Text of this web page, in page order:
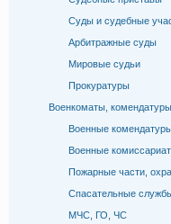
Суды и судебные
Арбитражные суды
Мировые судьи
Прокуратуры
Военкоматы,
Военные
Военные
Пожарные части,
Спасательные
МЧС, ГО, ЧС